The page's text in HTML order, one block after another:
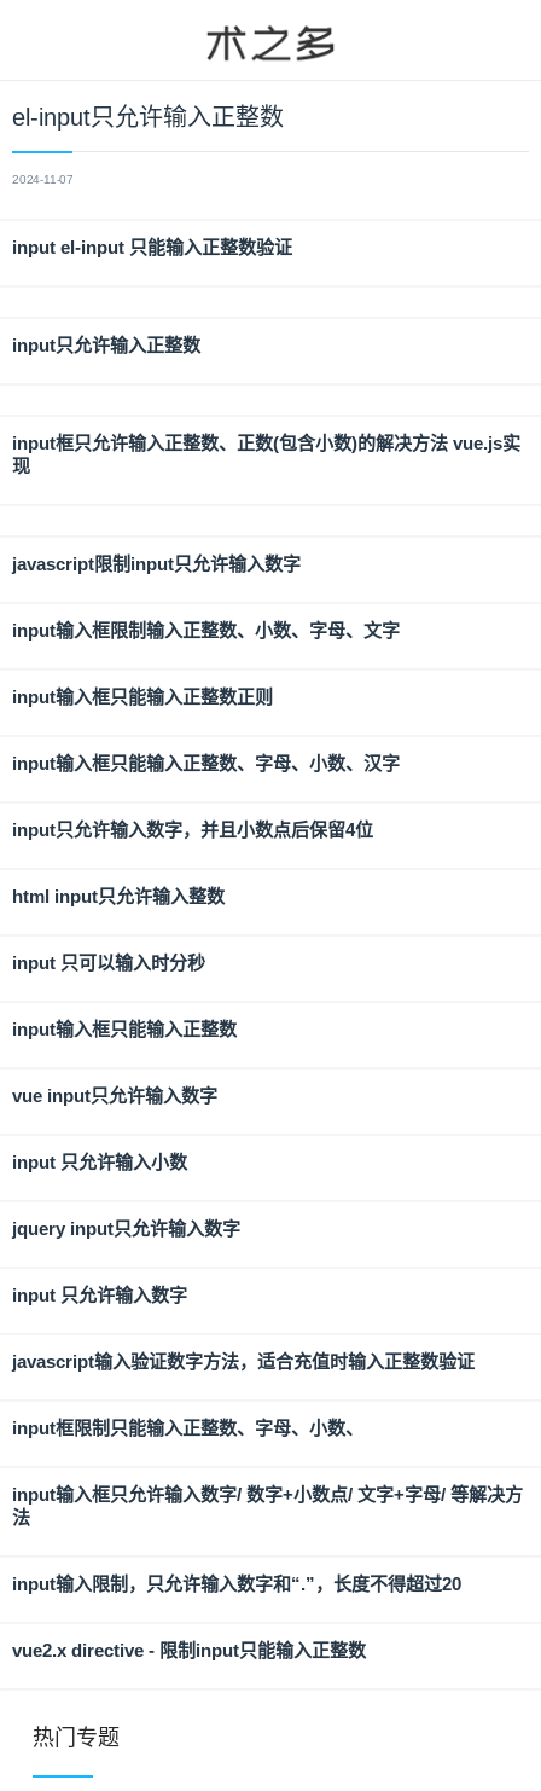
el-input只允许输入正整数
2024-11-07
input el-input 只能输入正整数验证
input只允许输入正整数
input框只允许输入正整数、正数(包含小数)的解决方法 vue.js实
现
javascript限制input只允许输入数字
input输入框限制输入正整数、小数、字母、文字
input输入框只能输入正整数正则
input输入框只能输入正整数、字母、小数、汉字
input只允许输入数字，并且小数点后保留4位
html input只允许输入整数
input 只可以输入时分秒
input输入框只能输入正整数
vue input只允许输入数字
input 只允许输入小数
jquery input只允许输入数字
input 只允许输入数字
javascript输入验证数字方法，适合充值时输入正整数验证
input框限制只能输入正整数、字母、小数、
input输入框只允许输入数字/ 数字+小数点/ 文字+字母/ 等解决方
法
input输入限制，只允许输入数字和“.”，长度不得超过20
vue2.x directive - 限制input只能输入正整数
热门专题